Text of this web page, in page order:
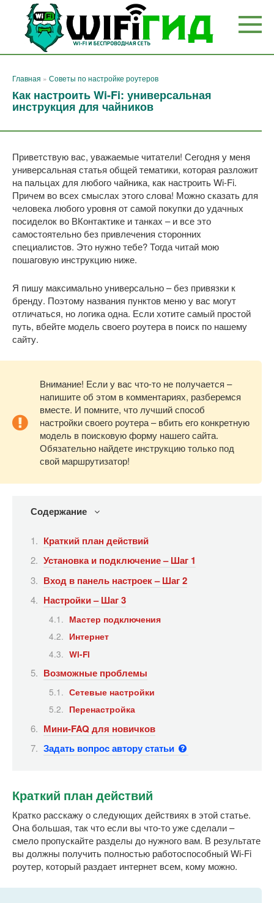
Перейти
контенту
Главная » Советы по настройке роутеров
Как настроить Wi-Fi: универсальная
инструкция для чайников
Приветствую вас, уважаемые читатели! Сегодня у меня
универсальная статья общей тематики, которая разложит
на пальцах для любого чайника, как настроить Wi-Fi.
Причем во всех смыслах этого слова! Можно сказать для
человека любого уровня от самой покупки до удачных
посиделок во ВКонтактике и танках – и все это
самостоятельно без привлечения сторонних
специалистов. Это нужно тебе? Тогда читай мою
пошаговую инструкцию ниже.
Я пишу максимально универсально – без привязки к
бренду. Поэтому названия пунктов меню у вас могут
отличаться, но логика одна. Если хотите самый простой
путь, вбейте модель своего роутера в поиск по нашему
сайту.
Внимание! Если у вас что-то не получается –
напишите об этом в комментариях, разберемся
вместе. И помните, что лучший способ
настройки своего роутера – вбить его конкретную
модель в поисковую форму нашего сайта.
Обязательно найдете инструкцию только под
свой маршрутизатор!
Содержание
Краткий план действий
Установка и подключение – Шаг 1
Вход в панель настроек – Шаг 2
Настройки – Шаг 3
Мастер подключения
Интернет
Wi-Fi
Возможные проблемы
Сетевые настройки
Перенастройка
Мини-FAQ для новичков
Задать вопрос автору статьи
Краткий план действий
Кратко расскажу о следующих действиях в этой статье.
Она большая, так что если вы что-то уже сделали –
смело пропускайте разделы до нужного вам. В результате
вы должны получить полностью работоспособный Wi-Fi
роутер, который раздает интернет всем, кому можно.